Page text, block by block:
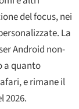
del focus, nei
La
Android non-
a quanto
e rimane il
2026.